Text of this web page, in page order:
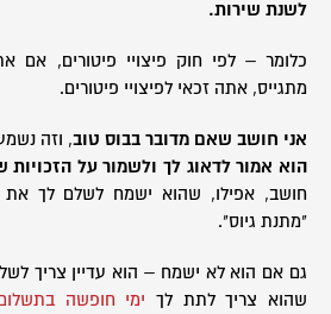
לשנת שירות.
כלומר – לפי חוק פיצויי פיטורים,
מתגייס, אתה זכאי לפיצויי פיטורים.
אני חושב שאם מדובר בבוס טוב, וזה
הוא אמור לדאוג לך ולשמור על הזכויות
חושב, אפילו, שהוא ישמח לשלם לך את
"מתנת גיוס".
גם אם הוא לא ישמח – הוא עדיין צריך
שהוא צריך לתת לך ימי חופשה